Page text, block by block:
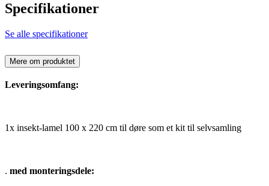
Specifikationer
Se alle specifikationer
Mere om produktet
Leveringsomfang:
1x insekt-lamel 100 x 220 cm til døre som et kit til selvsamling
. med monteringsdele: